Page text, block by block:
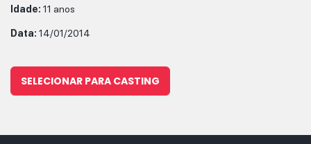
Idade: 11 anos
Data: 14/01/2014
SELECIONAR PARA CASTING